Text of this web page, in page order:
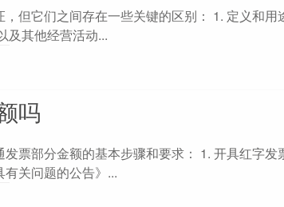
但它们之间存在一些关键的区别： 1. 定义和用
及其他经营活动...
吗
票部分金额的基本步骤和要求： 1. 开具红字发
关问题的公告》...